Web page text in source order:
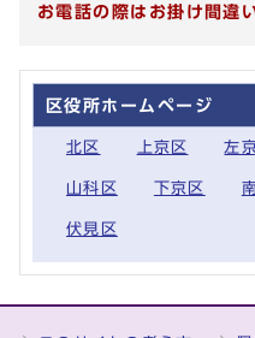
お電話の際はお掛け間違
区役所ホームページ
北区 上京区 左
山科区 下京区
伏見区